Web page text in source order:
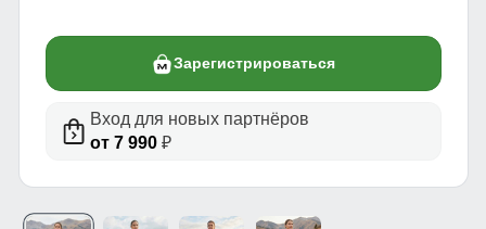
Зарегистрироваться
Вход для новых партнёров
от 7 990₽